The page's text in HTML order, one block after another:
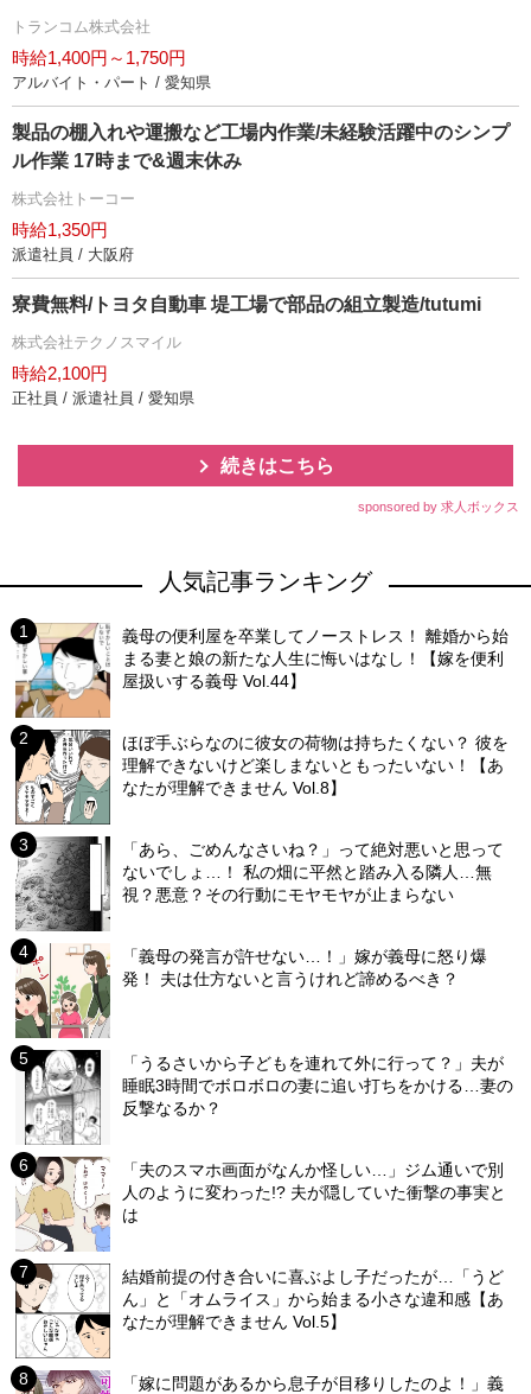
トランコム株式会社
時給1,400円～1,750円
アルバイト・パート / 愛知県
製品の棚入れや運搬など工場内作業/未経験活躍中のシンプ
ル作業 17時まで&週末休み
株式会社トーコー
時給1,350円
派遣社員 / 大阪府
寮費無料/トヨタ自動車 堤工場で部品の組立製造/tutumi
株式会社テクノスマイル
時給2,100円
正社員 / 派遣社員 / 愛知県
続きはこちら
sponsored by 求人ボックス
人気記事ランキング
義母の便利屋を卒業してノーストレス！ 離婚から始
まる妻と娘の新たな人生に悔いはなし！【嫁を便利
屋扱いする義母 Vol.44】
ほぼ手ぶらなのに彼女の荷物は持ちたくない？ 彼を
理解できないけど楽しまないともったいない！【あ
なたが理解できません Vol.8】
「あら、ごめんなさいね？」って絶対悪いと思って
ないでしょ…！ 私の畑に平然と踏み入る隣人…無
視？悪意？その行動にモヤモヤが止まらない
「義母の発言が許せない…！」嫁が義母に怒り爆
発！ 夫は仕方ないと言うけれど諦めるべき？
「うるさいから子どもを連れて外に行って？」夫が
睡眠3時間でボロボロの妻に追い打ちをかける…妻の
反撃なるか？
「夫のスマホ画面がなんか怪しい…」ジム通いで別
人のように変わった!? 夫が隠していた衝撃の事実と
は
結婚前提の付き合いに喜ぶよし子だったが…「うど
ん」と「オムライス」から始まる小さな違和感【あ
なたが理解できません Vol.5】
「嫁に問題があるから息子が目移りしたのよ！」義